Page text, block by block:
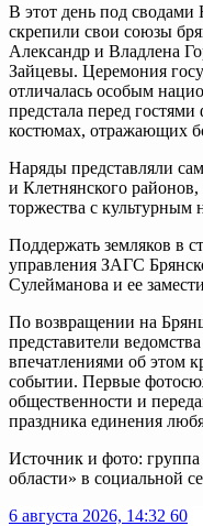
В этот день под
скрепили свои союзы
Александр и Владлена
Зайцевы. Церемония
отличалась особым
предстала перед
костюмах, отражающих
Наряды представляли
и Клетнянского
торжества с культурным
Поддержать земляков в
управления ЗАГС
Сулейманова и ее
По возвращении на
представители
впечатлениями об этом
событии. Первые
общественности и
праздника единения
Источник и фото:
области» в социальной
6 августа 2026, 14:32 60